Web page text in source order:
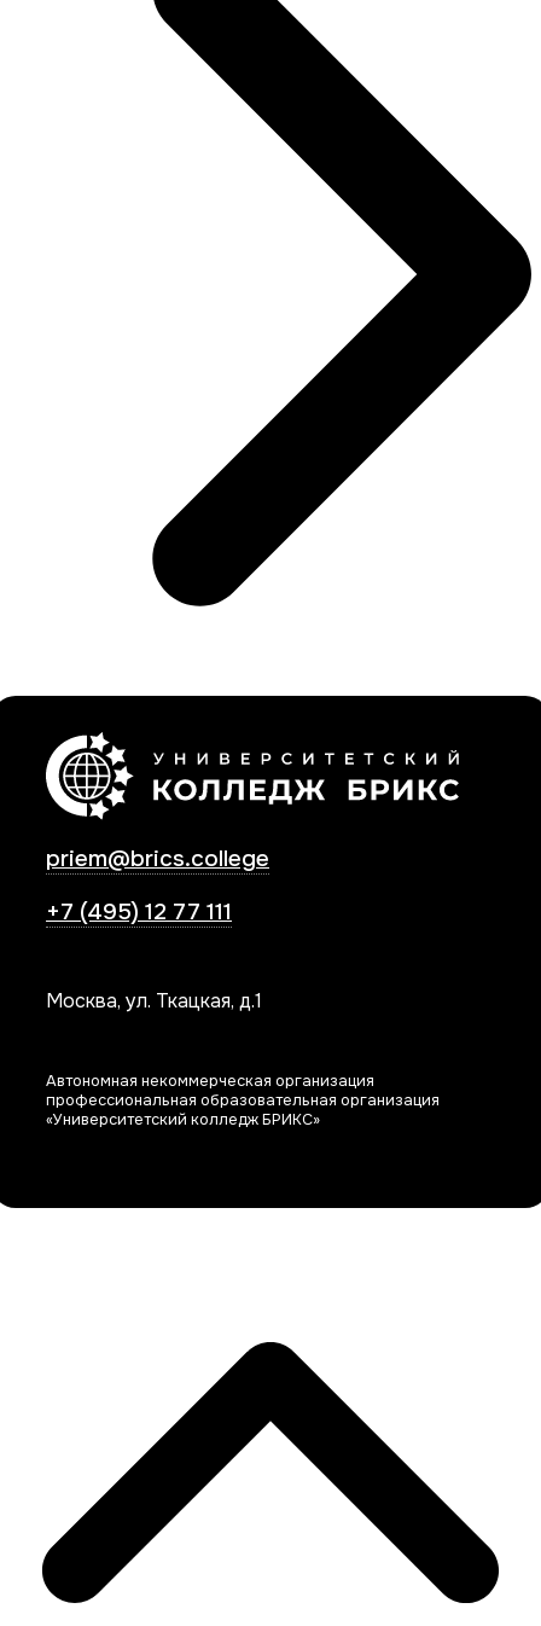
priem@brics.college
+7 (495) 12 77 111
Москва, ул. Ткацкая, д.1
Автономная некоммерческая организация
профессиональная образовательная организация
«Университетский колледж БРИКС»